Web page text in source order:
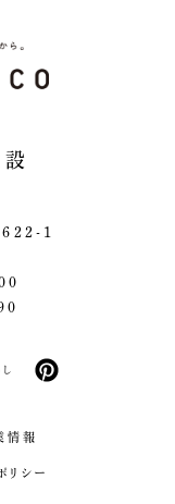
1
報
リシー